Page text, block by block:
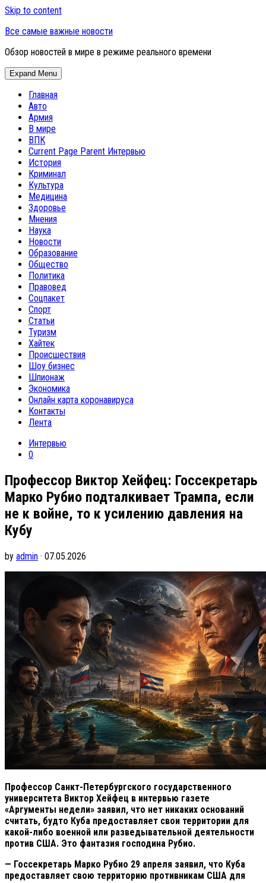
Skip to content
Все самые важные новости
Обзор новостей в мире в режиме реального времени
Expand Menu
Главная
Авто
Армия
В мире
ВПК
Current Page Parent Интервью
История
Криминал
Культура
Медицина
Здоровье
Мнения
Наука
Новости
Образование
Общество
Политика
Правовед
Соцпакет
Спорт
Статьи
Туризм
Хайтек
Происшествия
Шоу бизнес
Шпионаж
Экономика
Онлайн карта коронавируса
Контакты
Лента
Интервью
0
Профессор Виктор Хейфец: Госсекретарь
Марко Рубио подталкивает Трампа, если
не к войне, то к усилению давления на
Кубу
by admin · 07.05.2026
Профессор Санкт-Петербургского государственного
университета Виктор Хейфец в интервью газете
«Аргументы недели» заявил, что нет никаких оснований
считать, будто Куба предоставляет свои территории для
какой-либо военной или разведывательной деятельности
против США. Это фантазия господина Рубио.
— Госсекретарь Марко Рубио 29 апреля заявил, что Куба
предоставляет свою территорию противникам США для